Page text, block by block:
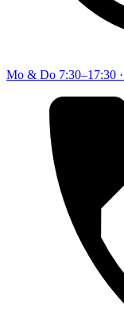
Mo & Do 7:30–17:30 ·